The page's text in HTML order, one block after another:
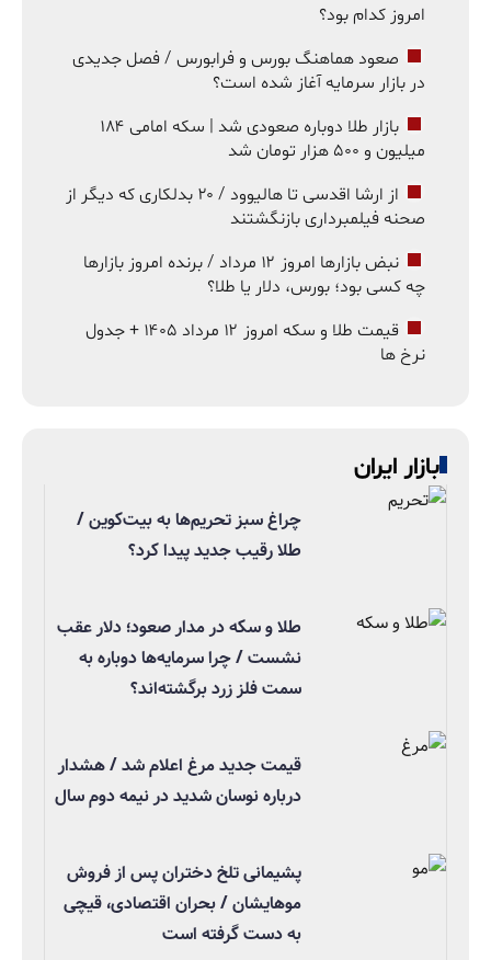
امروز کدام بود؟
صعود هماهنگ بورس و فرابورس / فصل جدیدی
در بازار سرمایه آغاز شده است؟
بازار طلا دوباره صعودی شد | سکه امامی ۱۸۴
میلیون و ۵۰۰ هزار تومان شد
از ارشا اقدسی تا هالیوود / ۲۰ بدلکاری که دیگر از
صحنه فیلمبرداری بازنگشتند
نبض بازارها امروز ۱۲ مرداد / برنده امروز بازارها
چه کسی بود؛ بورس، دلار یا طلا؟
قیمت طلا و سکه امروز ۱۲ مرداد ۱۴۰۵ + جدول
نرخ ها
بازار ایران
چراغ سبز تحریم‌ها به بیت‌کوین /
طلا رقیب جدید پیدا کرد؟
طلا و سکه در مدار صعود؛ دلار عقب
نشست / چرا سرمایه‌ها دوباره به
سمت فلز زرد برگشته‌اند؟
قیمت جدید مرغ اعلام شد / هشدار
درباره نوسان شدید در نیمه دوم سال
پشیمانی تلخ دختران پس از فروش
موهایشان / بحران اقتصادی، قیچی
به دست گرفته است